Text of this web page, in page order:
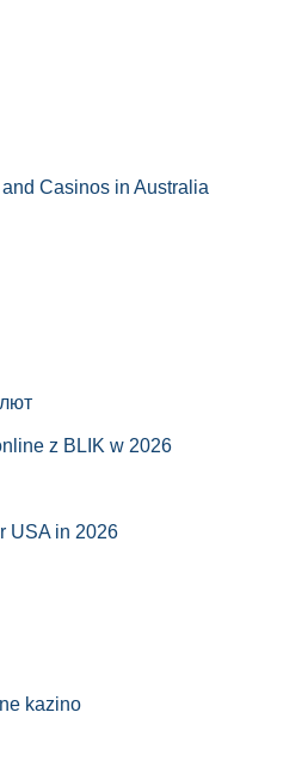
Casinos in Australia
z BLIK w 2026
USA in 2026
kazino